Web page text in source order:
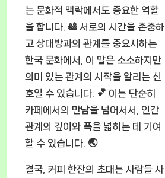
는 문화적 맥락에서도 중요한 역할
을 합니다. 🎎 서로의 시간을 존중하
고 상대방과의 관계를 중요시하는
한국 문화에서, 이 말은 소소하지만
의미 있는 관계의 시작을 알리는 신
호일 수 있습니다. 💕 이는 단순히
카페에서의 만남을 넘어서서, 인간
관계의 깊이와 폭을 넓히는 데 기여
할 수 있습니다. 🌏
결국, 커피 한잔의 초대는 사람들 사